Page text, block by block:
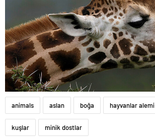
animals aslan boğa hayvanlar alemi
kuşlar minik dostlar